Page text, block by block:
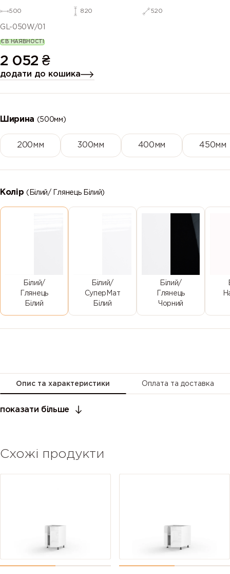
500 820 520
GL-050W/01
Є В НАЯВНОСТІ
2 052 ₴
додати до кошика
Ширина (500мм)
200мм 300мм 400мм 450мм
Колір(Білий/ Глянець Білий)
Білий/
Глянець
Білий
Білий/
СуперМат
Білий
Білий/
Глянець
Чорний
Опис та характеристики Оплата та доставка
показати більше
Схожі продукти